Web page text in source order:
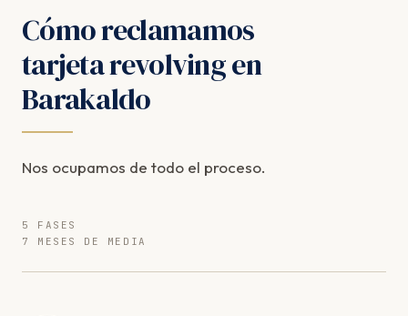
Cómo reclamamos
tarjeta revolving en
Barakaldo
Nos ocupamos de todo el proceso.
5 FASES
7 MESES DE MEDIA